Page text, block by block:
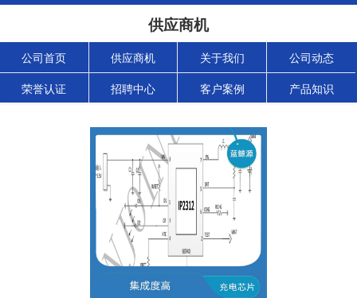
供应商机
公司首页 供应商机 关于我们 公司动态
荣誉认证 招聘中心 客户案例 产品知识